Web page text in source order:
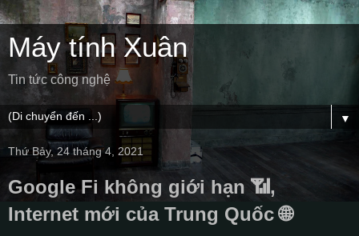
Máy tính Xuân
Tin tức công nghệ
▼
Thứ Bảy, 24 tháng 4, 2021
Google Fi không giới hạn 📶,
Internet mới của Trung Quốc 🌐